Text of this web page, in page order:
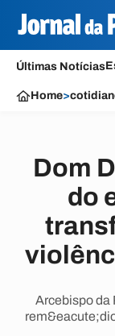
Últimas Notícias
Home>
Dom
do
Arcebispo da